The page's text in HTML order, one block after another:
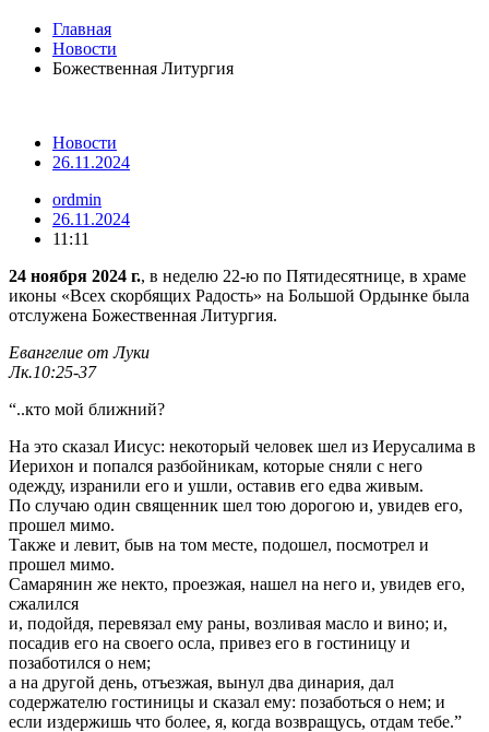
Главная
Новости
Божественная Литургия
Новости
26.11.2024
ordmin
26.11.2024
11:11
24 ноября 2024 г., в неделю 22-ю по Пятидесятнице, в храме
иконы «Всех скорбящих Радость» на Большой Ордынке была
отслужена Божественная Литургия.
Евангелие от Луки
Лк.10:25-37
“..кто мой ближний?
На это сказал Иисус: некоторый человек шел из Иерусалима в
Иерихон и попался разбойникам, которые сняли с него
одежду, изранили его и ушли, оставив его едва живым.
По случаю один священник шел тою дорогою и, увидев его,
прошел мимо.
Также и левит, быв на том месте, подошел, посмотрел и
прошел мимо.
Самарянин же некто, проезжая, нашел на него и, увидев его,
сжалился
и, подойдя, перевязал ему раны, возливая масло и вино; и,
посадив его на своего осла, привез его в гостиницу и
позаботился о нем;
а на другой день, отъезжая, вынул два динария, дал
содержателю гостиницы и сказал ему: позаботься о нем; и
если издержишь что более, я, когда возвращусь, отдам тебе.”